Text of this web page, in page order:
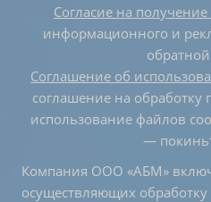
Согласие на
информационного и
Соглашение об
соглашение на
использование файлов
—
Компания ООО «АБМ»
осуществляющих